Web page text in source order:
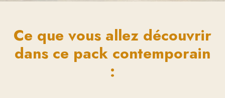
Ce que vous allez découvrir
dans ce pack contemporain
: